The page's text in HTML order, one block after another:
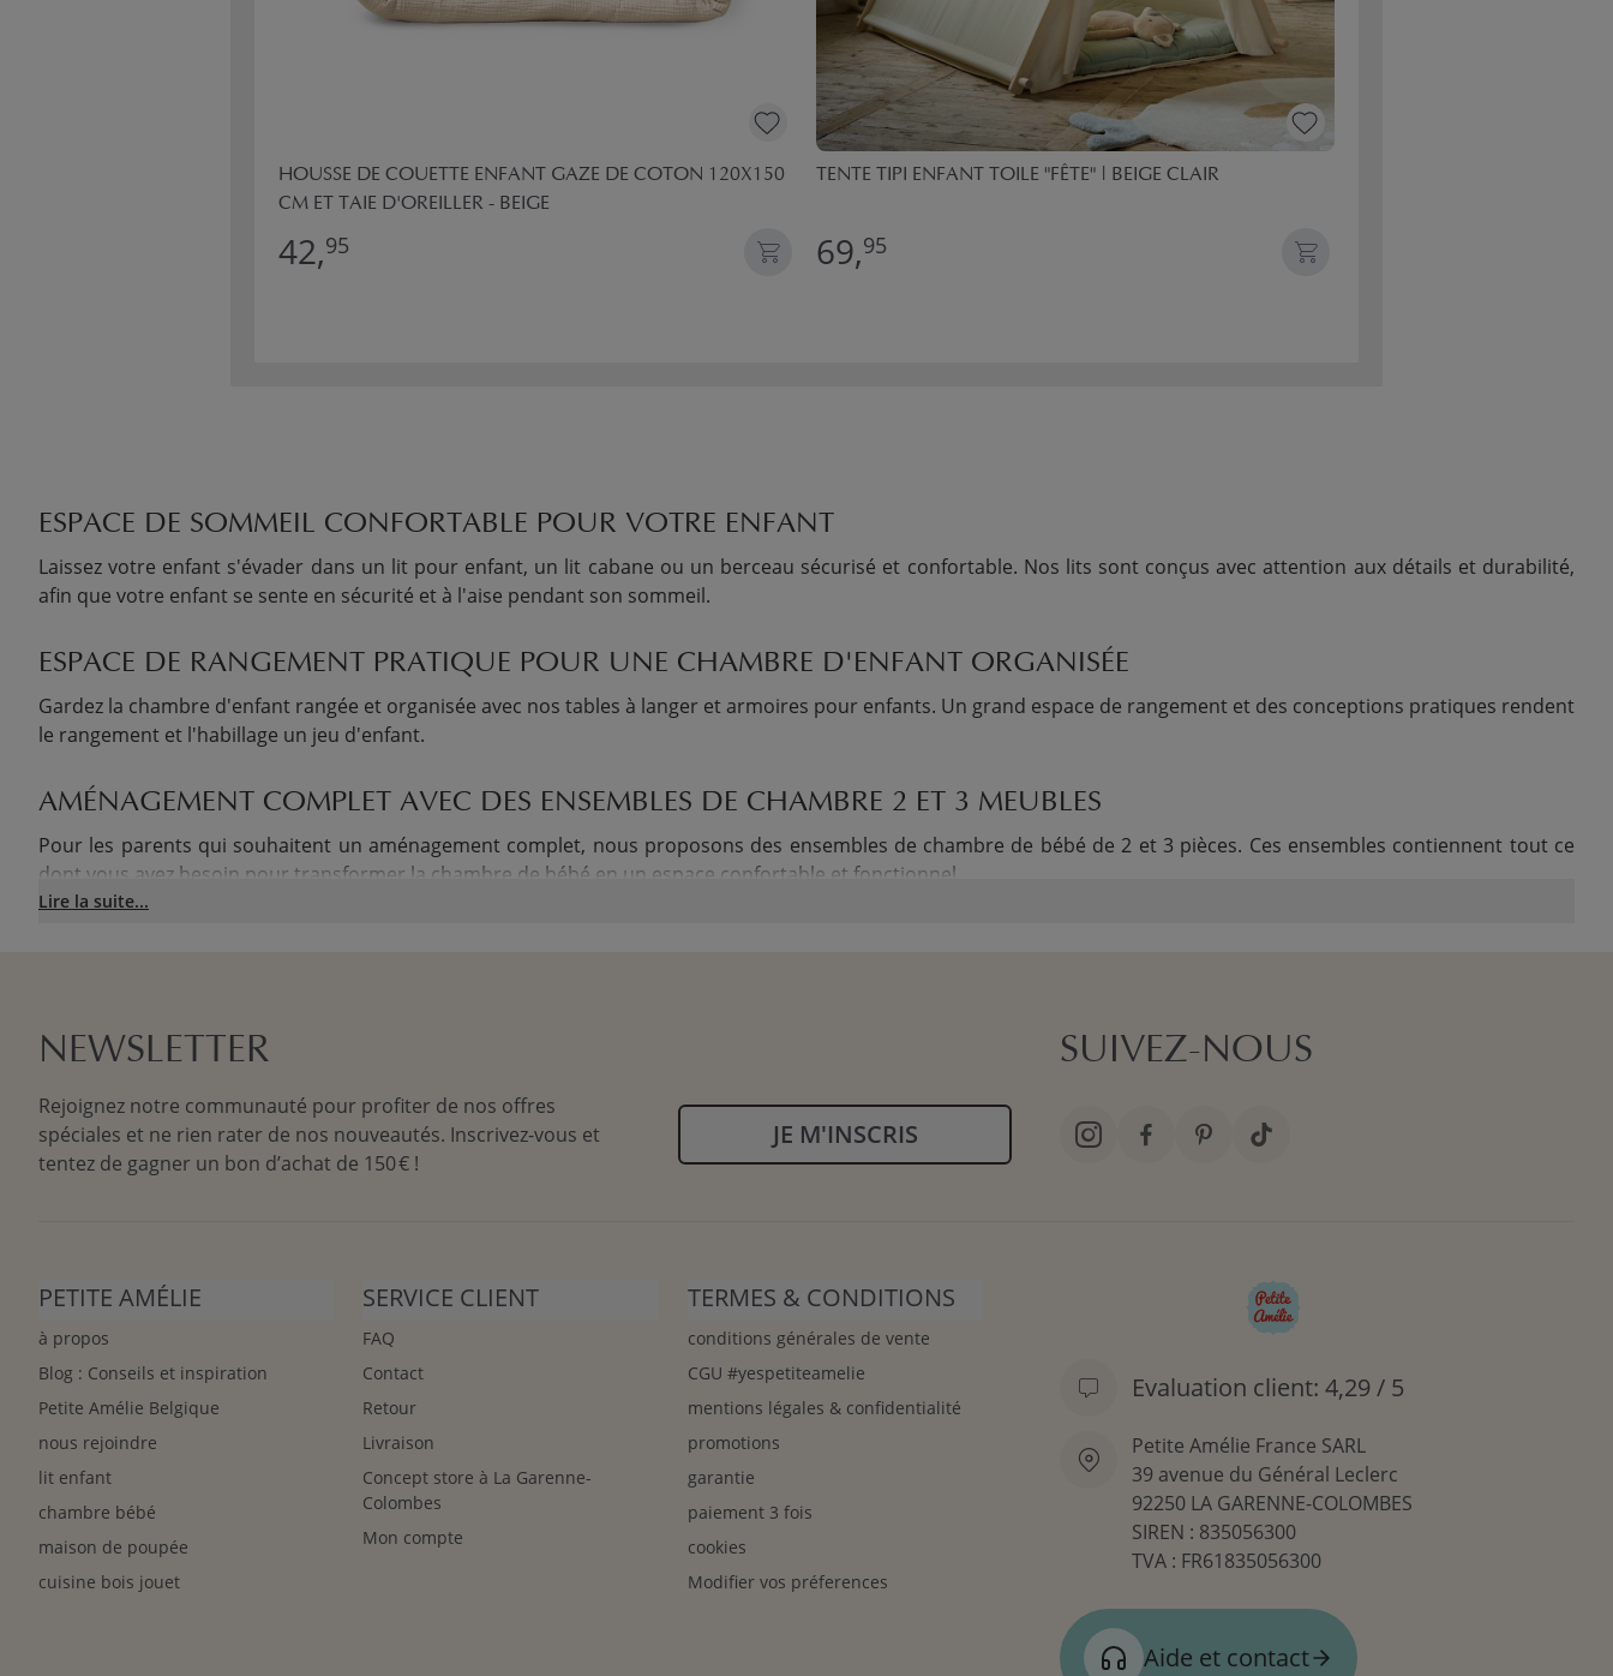
HOUSSE DE COUETTE ENFANT GAZE DE COTON 120X150
CM ET TAIE D'OREILLER - BEIGE
42,95
TENTE TIPI ENFANT TOILE "FÊTE" | BEIGE CLAIR
69,95
ESPACE DE SOMMEIL CONFORTABLE POUR VOTRE ENFANT
Laissez votre enfant s'évader dans un lit pour enfant, un lit cabane ou un berceau sécurisé et confortable. Nos lits sont conçus avec attention aux détails et durabilité,
afin que votre enfant se sente en sécurité et à l'aise pendant son sommeil.
ESPACE DE RANGEMENT PRATIQUE POUR UNE CHAMBRE D'ENFANT ORGANISÉE
Gardez la chambre d'enfant rangée et organisée avec nos tables à langer et armoires pour enfants. Un grand espace de rangement et des conceptions pratiques rendent
le rangement et l'habillage un jeu d'enfant.
AMÉNAGEMENT COMPLET AVEC DES ENSEMBLES DE CHAMBRE 2 ET 3 MEUBLES
Pour les parents qui souhaitent un aménagement complet, nous proposons des ensembles de chambre de bébé de 2 et 3 pièces. Ces ensembles contiennent tout ce
dont vous avez besoin pour transformer la chambre de bébé en un espace confortable et fonctionnel.
Lire la suite...
NEWSLETTER
Rejoignez notre communauté pour profiter de nos offres
spéciales et ne rien rater de nos nouveautés. Inscrivez-vous et
tentez de gagner un bon d’achat de 150 € !
JE M'INSCRIS
SUIVEZ-NOUS
PETITE AMÉLIE
à propos
Blog : Conseils et inspiration
Petite Amélie Belgique
nous rejoindre
lit enfant
chambre bébé
maison de poupée
cuisine bois jouet
SERVICE CLIENT
FAQ
Contact
Retour
Livraison
Concept store à La Garenne-
Colombes
Mon compte
TERMES & CONDITIONS
conditions générales de vente
CGU #yespetiteamelie
mentions légales & confidentialité
promotions
garantie
paiement 3 fois
cookies
Modifier vos préferences
Evaluation client: 4,29 / 5
Petite Amélie France SARL
39 avenue du Général Leclerc
92250 LA GARENNE-COLOMBES
SIREN : 835056300
TVA : FR61835056300
Aide et contact